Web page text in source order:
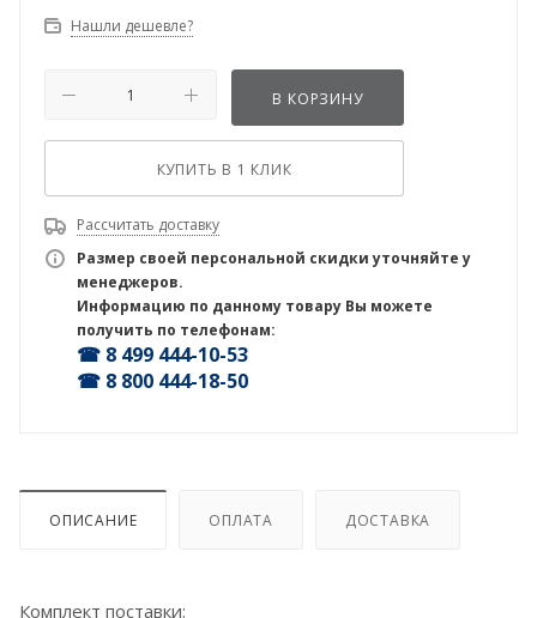
Нашли дешевле?
В КОРЗИНУ
КУПИТЬ В 1 КЛИК
Рассчитать доставку
Размер своей персональной скидки уточняйте у
менеджеров.
Информацию по данному товару Вы можете
получить по телефонам:
☎ 8 499 444-10-53
☎ 8 800 444-18-50
ОПИСАНИЕ ОПЛАТА ДОСТАВКА
Комплект поставки: